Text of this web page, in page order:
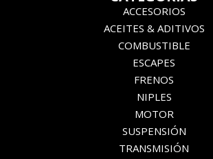
ACCESORIOS
ACEITES & ADITIVOS
COMBUSTIBLE
ESCAPES
FRENOS
NIPLES
MOTOR
SUSPENSIÓN
TRANSMISIÓN